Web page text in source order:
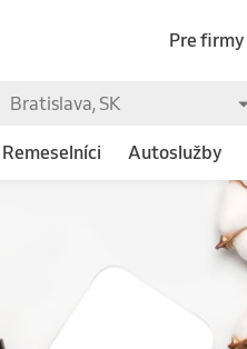
Pre firmy
Remeselníci Autoslužby